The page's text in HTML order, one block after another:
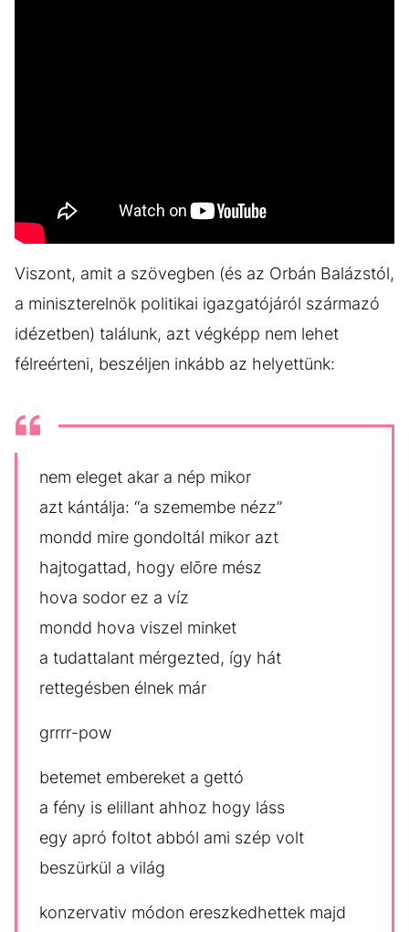
Viszont, amit a szövegben (és az Orbán Balázstól,
a miniszterelnök politikai igazgatójáról származó
idézetben) találunk, azt végképp nem lehet
félreérteni, beszéljen inkább az helyettünk:
nem eleget akar a nép mikor
azt kántálja: “a szemembe nézz”
mondd mire gondoltál mikor azt
hajtogattad, hogy elōre mész
hova sodor ez a víz
mondd hova viszel minket
a tudattalant mérgezted, így hát
rettegésben élnek már
grrrr-pow
betemet embereket a gettó
a fény is elillant ahhoz hogy láss
egy apró foltot abból ami szép volt
beszürkül a világ
konzervativ módon ereszkedhettek majd